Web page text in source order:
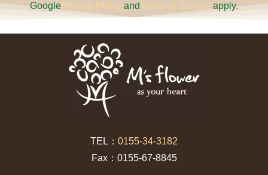
GooglePrivacy Policy andTerms of Service apply.
TEL： 0155-34-3182
Fax：0155-67-8845